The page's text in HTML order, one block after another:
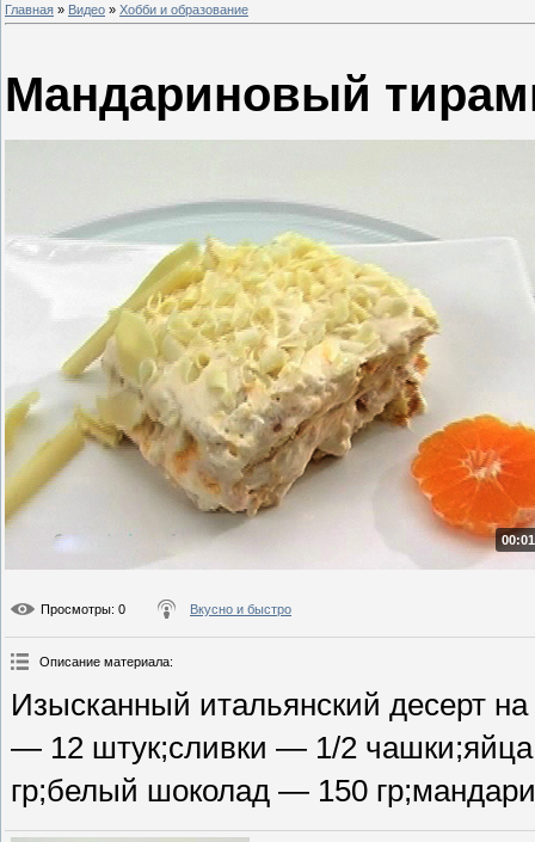
Главная » Видео » Хобби и образование
Мандариновый
Просмотры: 0 Вкусно и быстро
Описание материала:
Изысканный итальянский десерт
— 12 штук;сливки — 1/2
гр;белый шоколад — 150